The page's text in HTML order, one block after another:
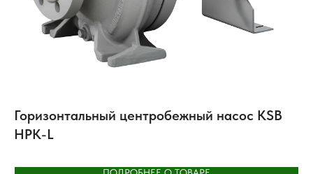
Горизонтальный центробежный насос KSB
HPK-L